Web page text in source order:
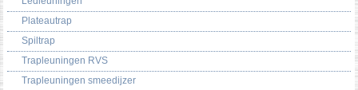
Plateautrap
Spiltrap
Trapleuningen RVS
Trapleuningen smeedijzer